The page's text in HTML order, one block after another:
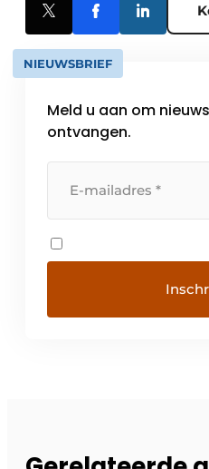
NIEUWSBRIEF
Meld u aan om
ontvangen.